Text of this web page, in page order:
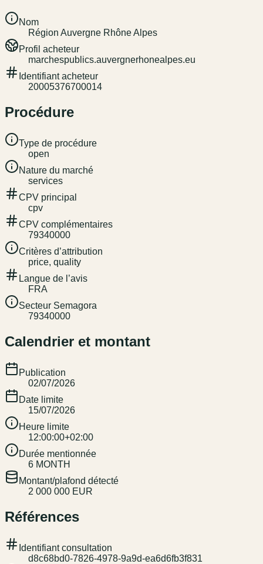
Nom
Région Auvergne Rhône Alpes
Profil acheteur
marchespublics.auvergnerhonealpes.eu
Identifiant acheteur
20005376700014
Procédure
Type de procédure
open
Nature du marché
services
CPV principal
cpv
CPV complémentaires
79340000
Critères d’attribution
price, quality
Langue de l’avis
FRA
Secteur Semagora
79340000
Calendrier et montant
Publication
02/07/2026
Date limite
15/07/2026
Heure limite
12:00:00+02:00
Durée mentionnée
6 MONTH
Montant/plafond détecté
2 000 000 EUR
Références
Identifiant consultation
d8c68bd0-7826-4978-9a9d-ea6d6fb3f831